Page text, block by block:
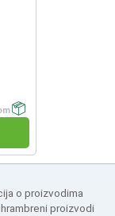
o proizvodima
proizvodi